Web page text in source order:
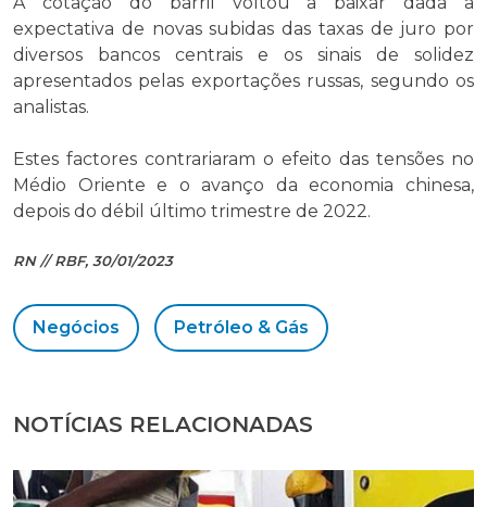
expectativa de novas subidas das taxas de juro por
diversos bancos centrais e os sinais de solidez
apresentados pelas exportações russas, segundo os
analistas.
Estes factores contrariaram o efeito das tensões no
Médio Oriente e o avanço da economia chinesa,
depois do débil último trimestre de 2022.
RN // RBF, 30/01/2023
Negócios Petróleo & Gás
NOTÍCIAS RELACIONADAS